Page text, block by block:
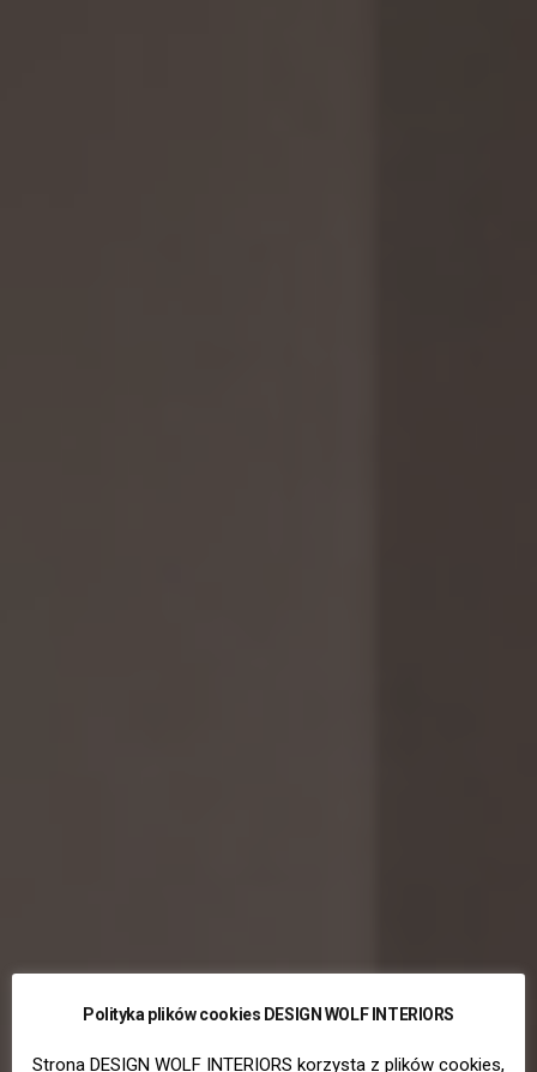
Polityka plików cookies DESIGN WOLF INTERIORS
Strona DESIGN WOLF INTERIORS korzysta z plików cookies,